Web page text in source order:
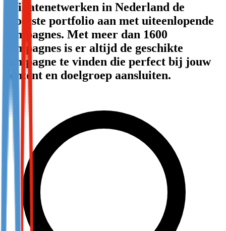
Not already our Publisher?
affiliatenetwerken in Nederland de
grootste portfolio aan met uiteenlopende
campagnes. Met meer dan 1600
campagnes is er altijd de geschikte
campagne te vinden die perfect bij jouw
content en doelgroep aansluiten.